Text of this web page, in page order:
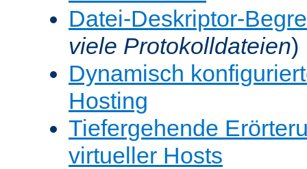
Datei-Deskriptor-
viele Protokolldateien)
Dynamisch
Hosting
Tiefergehende
virtueller Hosts